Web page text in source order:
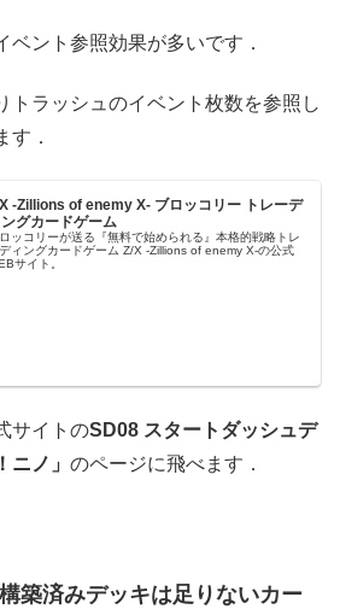
ベント参照効果が多いです．
トラッシュのイベント枚数を参照し
す．
-Zillions of enemy X- ブロッコリー トレーデ
ングカードゲーム
ッコリーが送る『無料で始められる』本格的戦略トレ
ィングカードゲーム Z/X -Zillions of enemy X-の公式
サイト。
サイトのSD08 スタートダッシュデ
ニノ」 のページに飛べます．
築済みデッキは足りないカー